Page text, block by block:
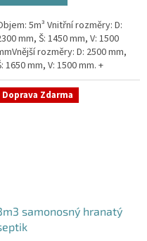
5m³ Vnitřní rozměry: D:
mm, Š: 1450 mm, V: 1500
rozměry: D: 2500 mm,
1650 mm, V: 1500 mm. +
Určeno pro 4-6
EOSeptik vhodný pod parkovací
Doprava Zdarma
samonosný hranatý